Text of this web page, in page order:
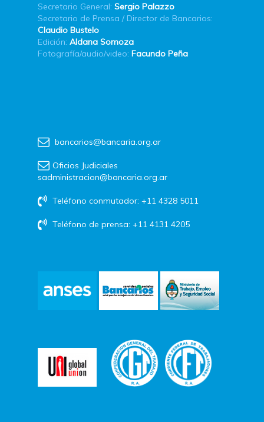
Secretario General: Sergio Palazzo
Secretario de Prensa / Director de Bancarios:
Claudio Bustelo
Edición: Aldana Somoza
Fotografía/audio/video: Facundo Peña
bancarios@bancaria.org.ar
Oficios Judiciales
sadministracion@bancaria.org.ar
Teléfono conmutador: +11 4328 5011
Teléfono de prensa: +11 4131 4205